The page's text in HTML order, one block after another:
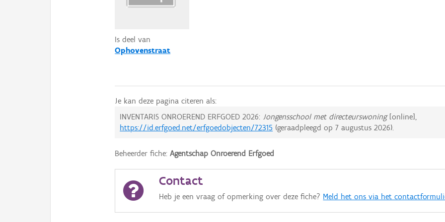
Is deel van
Ophovenstraat
Je kan deze pagina citeren als:
INVENTARIS ONROEREND ERFGOED 2026: Jongensschool met directeurswoning[online],
https://id.erfgoed.net/erfgoedobjecten/72315 (geraadpleegd op7 augustus 2026).
Beheerder fiche:Agentschap Onroerend Erfgoed
Contact
Heb je een vraag of opmerking over deze fiche? Meld het ons via het